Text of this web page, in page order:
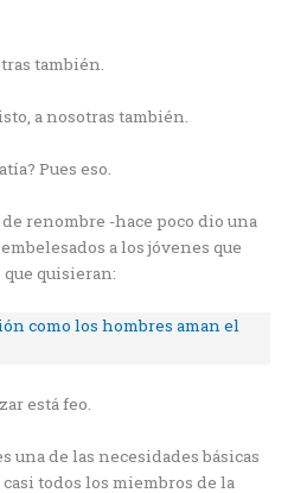
también.
a nosotras también.
Pues eso.
renombre -hace poco dio una
a los jóvenes que
quisieran:
como los hombres aman el
está feo.
una de las necesidades básicas
todos los miembros de la